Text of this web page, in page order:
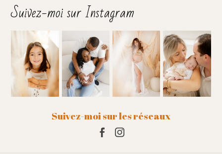
Suivez-moi sur Instagram
Suivez-moi sur les réseaux